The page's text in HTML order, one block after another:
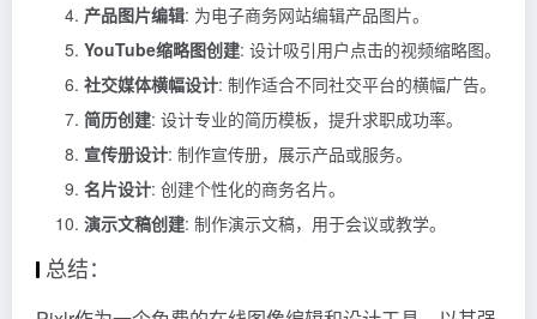
产品图片编辑: 为电子商务网站编辑产品图片。
YouTube缩略图创建: 设计吸引用户点击的视频缩略图。
社交媒体横幅设计: 制作适合不同社交平台的横幅广告。
简历创建: 设计专业的简历模板，提升求职成功率。
宣传册设计: 制作宣传册，展示产品或服务。
名片设计: 创建个性化的商务名片。
演示文稿创建: 制作演示文稿，用于会议或教学。
总结：